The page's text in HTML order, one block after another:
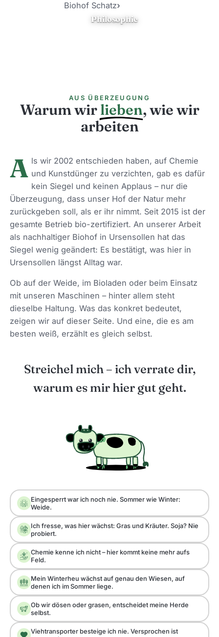
Biohof Schatz›
Philosophie
AUS ÜBERZEUGUNG
Warum wirlieben, wie wir
arbeiten
A ls wir 2002 entschieden haben, auf Chemie
und Kunstdünger zu verzichten, gab es dafür
kein Siegel und keinen Applaus – nur die
Überzeugung, dass unser Hof der Natur mehr
zurückgeben soll, als er ihr nimmt. Seit 2015 ist der
gesamte Betrieb bio-zertifiziert. An unserer Arbeit
als nachhaltiger Biohof in Ursensollen hat das
Siegel wenig geändert: Es bestätigt, was hier in
Ursensollen längst Alltag war.
Ob auf der Weide, im Bioladen oder beim Einsatz
mit unseren Maschinen – hinter allem steht
dieselbe Haltung. Was das konkret bedeutet,
zeigen wir auf dieser Seite. Und eine, die es am
besten weiß, erzählt es gleich selbst.
Streichel mich – ich verrate dir,
warum es mir hier gut geht.
Eingesperrt war ich noch nie. Sommer wie Winter:
Weide.
Ich fresse, was hier wächst: Gras und Kräuter. Soja? Nie
probiert.
Chemie kenne ich nicht – hier kommt keine mehr aufs
Feld.
Mein Winterheu wächst auf genau den Wiesen, auf
denen ich im Sommer liege.
Ob wir dösen oder grasen, entscheidet meine Herde
selbst.
Viehtransporter besteige ich nie. Versprochen ist